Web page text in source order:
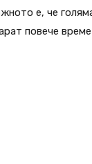
е, че
повече